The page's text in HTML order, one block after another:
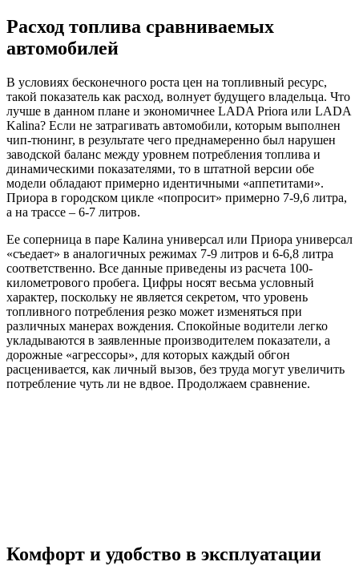
Расход топлива сравниваемых
автомобилей
В условиях бесконечного роста цен на топливный ресурс,
такой показатель как расход, волнует будущего владельца. Что
лучше в данном плане и экономичнее LADA Priora или LADA
Kalina? Если не затрагивать автомобили, которым выполнен
чип-тюнинг, в результате чего преднамеренно был нарушен
заводской баланс между уровнем потребления топлива и
динамическими показателями, то в штатной версии обе
модели обладают примерно идентичными «аппетитами».
Приора в городском цикле «попросит» примерно 7-9,6 литра,
а на трассе – 6-7 литров.
Ее соперница в паре Калина универсал или Приора универсал
«съедает» в аналогичных режимах 7-9 литров и 6-6,8 литра
соответственно. Все данные приведены из расчета 100-
километрового пробега. Цифры носят весьма условный
характер, поскольку не является секретом, что уровень
топливного потребления резко может изменяться при
различных манерах вождения. Спокойные водители легко
укладываются в заявленные производителем показатели, а
дорожные «агрессоры», для которых каждый обгон
расценивается, как личный вызов, без труда могут увеличить
потребление чуть ли не вдвое. Продолжаем сравнение.
Комфорт и удобство в эксплуатации